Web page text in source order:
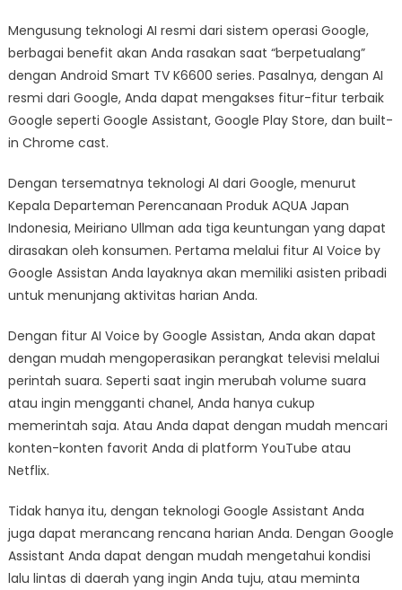
Mengusung teknologi AI resmi dari sistem operasi Google,
berbagai benefit akan Anda rasakan saat “berpetualang”
dengan Android Smart TV K6600 series. Pasalnya, dengan AI
resmi dari Google, Anda dapat mengakses fitur-fitur terbaik
Google seperti Google Assistant, Google Play Store, dan built-
in Chrome cast.
Dengan tersematnya teknologi AI dari Google, menurut
Kepala Departeman Perencanaan Produk AQUA Japan
Indonesia, Meiriano Ullman ada tiga keuntungan yang dapat
dirasakan oleh konsumen. Pertama melalui fitur AI Voice by
Google Assistan Anda layaknya akan memiliki asisten pribadi
untuk menunjang aktivitas harian Anda.
Dengan fitur AI Voice by Google Assistan, Anda akan dapat
dengan mudah mengoperasikan perangkat televisi melalui
perintah suara. Seperti saat ingin merubah volume suara
atau ingin mengganti chanel, Anda hanya cukup
memerintah saja. Atau Anda dapat dengan mudah mencari
konten-konten favorit Anda di platform YouTube atau
Netflix.
Tidak hanya itu, dengan teknologi Google Assistant Anda
juga dapat merancang rencana harian Anda. Dengan Google
Assistant Anda dapat dengan mudah mengetahui kondisi
lalu lintas di daerah yang ingin Anda tuju, atau meminta